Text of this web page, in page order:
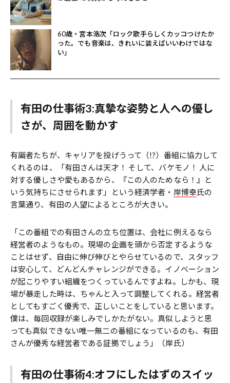
60歳・宮本浩次「ロック歌手らしくカッコつけたか
った。でも音楽は、きれいに装えばいいわけではな
い」
有田の仕事術3:真摯な姿勢と人への優し
さが、周囲を動かす
有識者たちが、キャリアを投げうって（!?）番組に協力して
くれるのは、「有田さんは天才！ そして、バケモノ！ 人に
対する優しさや愛もあるから、『この人のためなら！』と
いう気持ちにさせられます」という経済学者・ 岸博幸氏の
言葉通り、有田の人望によるところが大きい。
「この番組での有田さんの立ち位置は、会社に例えるなら
経営者のようなもの。現場の企画を頭から否定するような
ことはせず、自由に伸び伸びとやらせているので、スタッフ
は安心して、どんどんチャレンジができる。イノベーション
が起こりやすい組織をつくっているんですよね。しかも、現
場が暴走した時は、ちゃんと入って調整してくれる。経営者
としてもすごく優秀で、正しいことをしていると思います。
僕は、毎回収録が楽しみでしかたがない。真似しようと思
っても真似できない唯一無二の番組になっているのも、有田
さんが優秀な経営者である証拠でしょう」（岸氏）
有田の仕事術4:オフにしたはずのスイッ